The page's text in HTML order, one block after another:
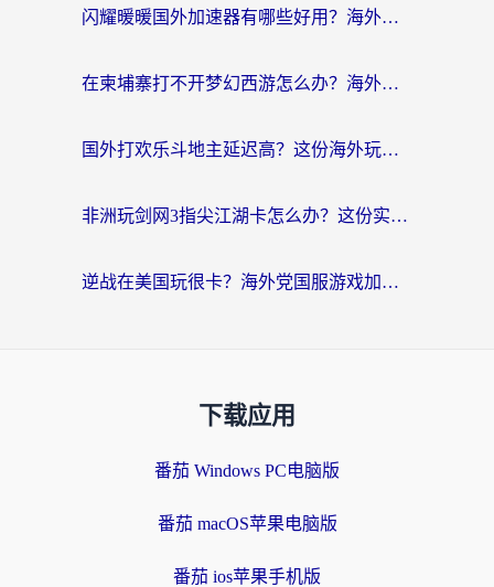
闪耀暖暖国外加速器有哪些好用？海外党亲测的国服游戏加速终极指南
在柬埔寨打不开梦幻西游怎么办？海外玩家国服游戏加速终极指南
国外打欢乐斗地主延迟高？这份海外玩家国服游戏加速指南帮你解决卡顿烦恼
非洲玩剑网3指尖江湖卡怎么办？这份实测有效的国服游戏加速指南请收好
逆战在美国玩很卡？海外党国服游戏加速终极指南（附DNF宝可梦加速技巧）
下载应用
番茄 Windows PC电脑版
番茄 macOS苹果电脑版
番茄 ios苹果手机版